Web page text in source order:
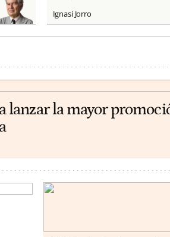
Ignasi Jorro
lanzar la mayor